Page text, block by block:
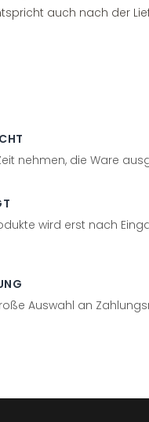
auch nach der
nehmen, die Ware
wird erst nach
Auswahl an